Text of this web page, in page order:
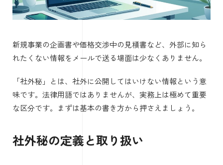
新規事業の企画書や価格交渉中の見積書など、外部に知ら
れたくない情報をメールで送る場面は少なくありません。
「社外秘」とは、社外に公開してはいけない情報という意
味です。法律用語ではありませんが、実務上は極めて重要
な区分です。まずは基本の書き方から押さえましょう。
社外秘の定義と取り扱い